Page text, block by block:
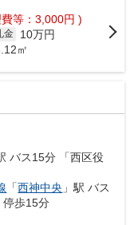
等：3,000円 )
金
10万円
㎡
バス15分 「西区役
「西神中央 」駅 バス
停歩15分